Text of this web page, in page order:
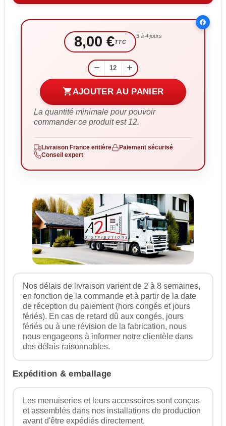
8,00 €TTC
3 à 4 jours
remove add
shopping_cartAJOUTER AU PANIER
La quantité minimale pour pouvoir
commander ce produit est 12.
Livraison France entière
Paiement sécurisé
Conseil expert
Nos délais de livraison varient de 2 à 8 semaines,
en fonction de la commande et à partir de la date
de réception du paiement (hors congés et jours
fériés). En cas de retard dû aux congés, jours
fériés ou à une révision de la fabrication, nous
nous engageons à informer notre clientèle dans
des délais raisonnables.
Expédition & emballage
Les menuiseries et leurs accessoires sont conçus
et assemblés dans nos installations de production
avant d'être expédiés directement.